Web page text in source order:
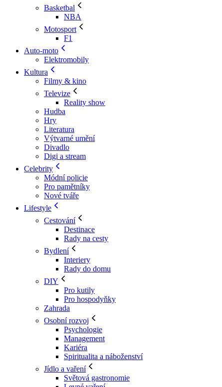
Basketbal
NBA
Motosport
F1
Auto-moto
Elektromobily
Kultura
Filmy & kino
Televize
Reality show
Hudba
Hry
Literatura
Výtvarné umění
Divadlo
Digi a stream
Celebrity
Módní policie
Pro pamětníky
Nové tváře
Lifestyle
Cestování
Destinace
Rady na cesty
Bydlení
Interiery
Rady do domu
DIY
Pro kutily
Pro hospodyňky
Zahrada
Osobní rozvoj
Psychologie
Management
Kariéra
Spiritualita a náboženství
Jídlo a vaření
Světová gastronomie